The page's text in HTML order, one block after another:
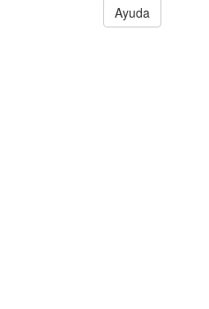
Ayuda